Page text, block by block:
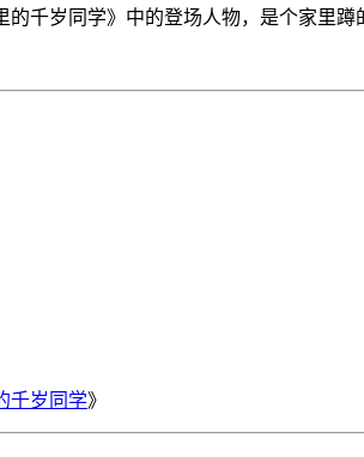
的千岁同学》中的登场人物，是个家里蹲
千岁同学》